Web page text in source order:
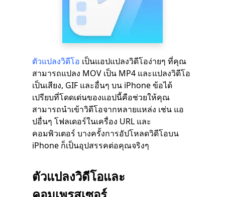
ตัวแปลงวิดีโอ เป็นแอปแปลงวิดีโอง่ายๆ ที่คุณ
สามารถแปลง MOV เป็น MP4 และแปลงวิดีโอ
เป็นเสียง, GIF และอื่นๆ บน iPhone ข้อได้
เปรียบที่โดดเด่นของแอปนี้คือช่วยให้คุณ
สามารถนำเข้าวิดีโอจากหลายแหล่ง เช่น แอ
ปอื่นๆ โฟลเดอร์ในเครื่อง URL และ
คอมพิวเตอร์ บางครั้งการอัปโหลดวิดีโอบน
iPhone ก็เป็นอุปสรรคต่อคุณจริงๆ
ตัวแปลงวิดีโอและ